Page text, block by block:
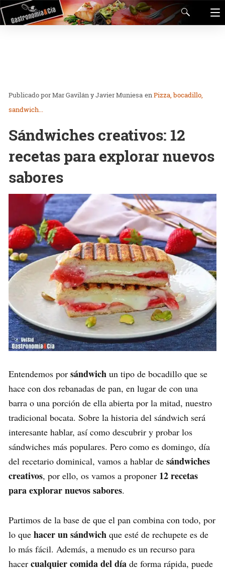
Mar Gavilán y Javier Muniesa enPizza, bocadillo,
sandwich...
Sándwiches creativos: 12
recetas para explorar nuevos
sabores
Entendemos por sándwich un tipo de bocadillo que se
hace con dos rebanadas de pan, en lugar de con una
barra o una porción de ella abierta por la mitad, nuestro
tradicional bocata. Sobre la historia del sándwich será
interesante hablar, así como descubrir y probar los
sándwiches más populares. Pero como es domingo, día
del recetario dominical, vamos a hablar de sándwiches
creativos, por ello, os vamos a proponer 12 recetas
para explorar nuevos sabores.
Partimos de la base de que el pan combina con todo, por
lo que hacer un sándwich que esté de rechupete es de
lo más fácil. Además, a menudo es un recurso para
hacer cualquier comida del día de forma rápida, puede